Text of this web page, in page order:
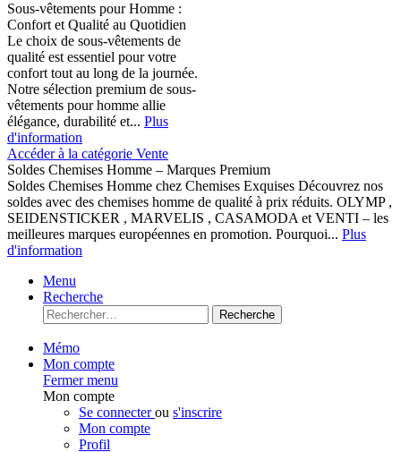
Sous-vêtements pour Homme :
Confort et Qualité au Quotidien
Le choix de sous-vêtements de
qualité est essentiel pour votre
confort tout au long de la journée.
Notre sélection premium de sous-
vêtements pour homme allie
élégance, durabilité et... Plus
d'information
Accéder à la catégorie Vente
Soldes Chemises Homme – Marques Premium
Soldes Chemises Homme chez Chemises Exquises Découvrez nos
soldes avec des chemises homme de qualité à prix réduits. OLYMP ,
SEIDENSTICKER , MARVELIS , CASAMODA et VENTI – les
meilleures marques européennes en promotion. Pourquoi... Plus
d'information
Menu
Recherche
Recherche
Mémo
Mon compte
Fermer menu
Mon compte
Se connecterou s'inscrire
Mon compte
Profil